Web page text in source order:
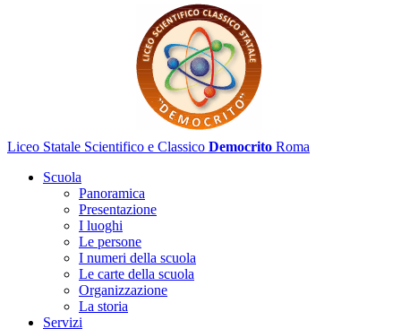
Liceo Statale Scientifico e Classico Democrito Roma
Scuola
Panoramica
Presentazione
I luoghi
Le persone
I numeri della scuola
Le carte della scuola
Organizzazione
La storia
Servizi